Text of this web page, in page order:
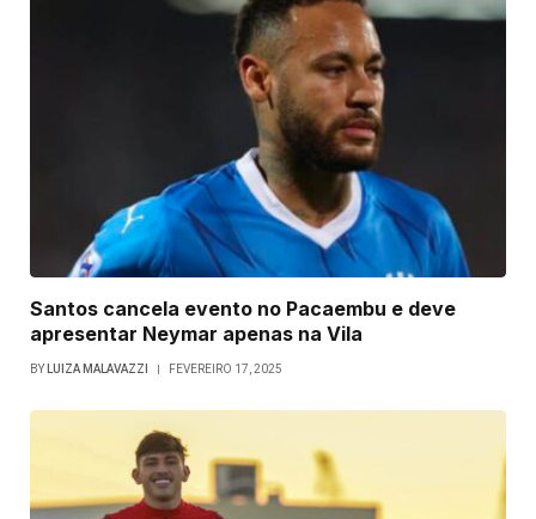
Santos cancela evento no Pacaembu e deve
apresentar Neymar apenas na Vila
BY LUIZA MALAVAZZI FEVEREIRO 17, 2025